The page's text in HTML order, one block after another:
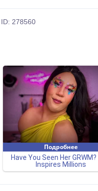
ID: 278560